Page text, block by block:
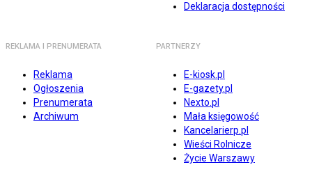
Deklaracja dostępności
REKLAMA I PRENUMERATA
Reklama
Ogłoszenia
Prenumerata
Archiwum
PARTNERZY
E-kiosk.pl
E-gazety.pl
Nexto.pl
Mała księgowość
Kancelarierp.pl
Wieści Rolnicze
Życie Warszawy